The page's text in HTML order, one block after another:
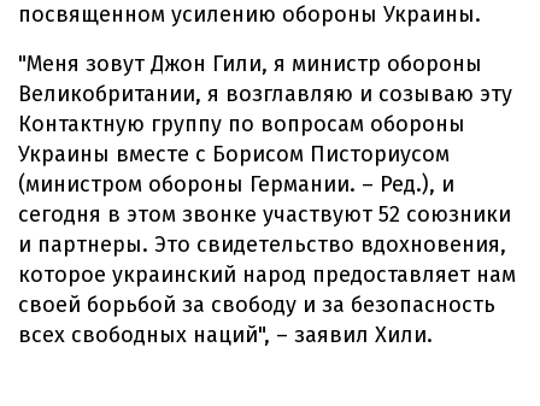
посвященном усилению обороны Украины.
"Меня зовут Джон Гили, я министр обороны
Великобритании, я возглавляю и созываю эту
Контактную группу по вопросам обороны
Украины вместе с Борисом Писториусом
(министром обороны Германии. – Ред.), и
сегодня в этом звонке участвуют 52 союзники
и партнеры. Это свидетельство вдохновения,
которое украинский народ предоставляет нам
своей борьбой за свободу и за безопасность
всех свободных наций", – заявил Хили.